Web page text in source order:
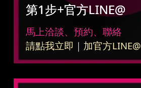
第1步+官方LINE@
馬上洽談、預約、聯絡
請點我立即｜加官方LINE@